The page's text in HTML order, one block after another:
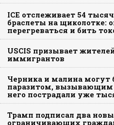
ICE отслеживает 54
браслеты на щиколотке:
перегреваться и бить
USCIS призывает
иммигрантов
Черника и малина могут
паразитом, вызывающим
него пострадали уже
Трамп подписал два
ограничивающих